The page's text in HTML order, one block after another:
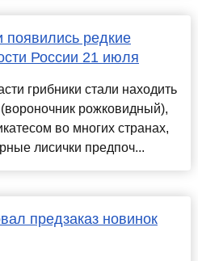
появились редкие
России 21 июля
грибники стали находить
рожковидный),
во многих странах,
лисички предпоч...
предзаказ новинок